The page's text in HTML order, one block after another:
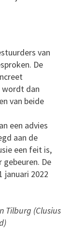
van
De
dan
van beide
een advies
aan de
een feit is,
De
januari 2022
Tilburg (Clusius